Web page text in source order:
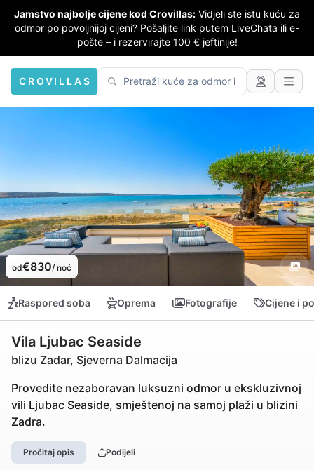
Jamstvo najbolje cijene kod Crovillas: Vidjeli ste istu kuću za
odmor po povoljnijoj cijeni? Pošaljite link putem LiveChata ili e-
pošte – i rezervirajte 100 € jeftinije!
CROVILLAS
od€830/ noć
Raspored soba Oprema Fotografije Cijene i
Vila Ljubac Seaside
blizu Zadar, Sjeverna Dalmacija
Provedite nezaboravan luksuzni odmor u ekskluzivnoj
vili Ljubac Seaside, smještenoj na samoj plaži u blizini
Zadra.
Pročitaj opis Podijeli